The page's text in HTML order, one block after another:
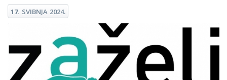
17. SVIBNJA 2024.